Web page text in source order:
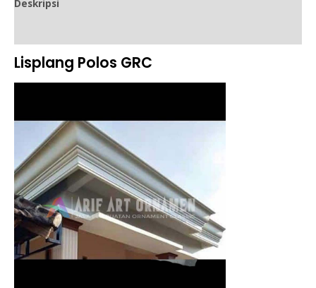
Deskripsi
Lisplang Polos GRC